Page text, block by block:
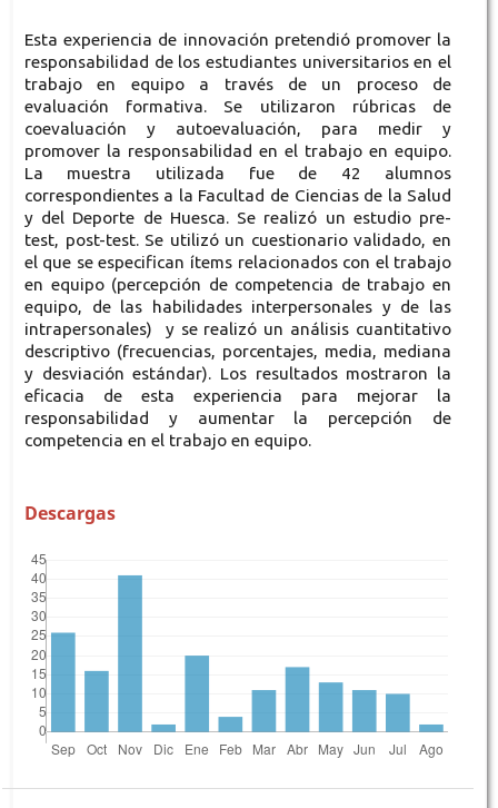
Esta experiencia de innovación pretendió promover la
responsabilidad de los estudiantes universitarios en el
trabajo en equipo a través de un proceso de
evaluación formativa. Se utilizaron rúbricas de
coevaluación y autoevaluación, para medir y
promover la responsabilidad en el trabajo en equipo.
La muestra utilizada fue de 42 alumnos
correspondientes a la Facultad de Ciencias de la Salud
y del Deporte de Huesca. Se realizó un estudio pre-
test, post-test. Se utilizó un cuestionario validado, en
el que se especifican ítems relacionados con el trabajo
en equipo (percepción de competencia de trabajo en
equipo, de las habilidades interpersonales y de las
intrapersonales) y se realizó un análisis cuantitativo
descriptivo (frecuencias, porcentajes, media, mediana
y desviación estándar). Los resultados mostraron la
eficacia de esta experiencia para mejorar la
responsabilidad y aumentar la percepción de
competencia en el trabajo en equipo.
Descargas